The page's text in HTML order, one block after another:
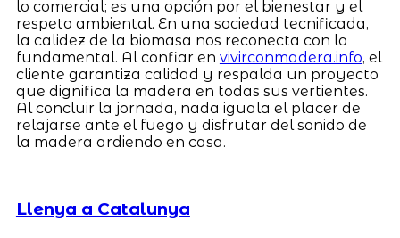
lo comercial; es una opción por el bienestar y el
respeto ambiental. En una sociedad tecnificada,
la calidez de la biomasa nos reconecta con lo
fundamental. Al confiar en vivirconmadera.info, el
cliente garantiza calidad y respalda un proyecto
que dignifica la madera en todas sus vertientes.
Al concluir la jornada, nada iguala el placer de
relajarse ante el fuego y disfrutar del sonido de
la madera ardiendo en casa.
Llenya a Catalunya